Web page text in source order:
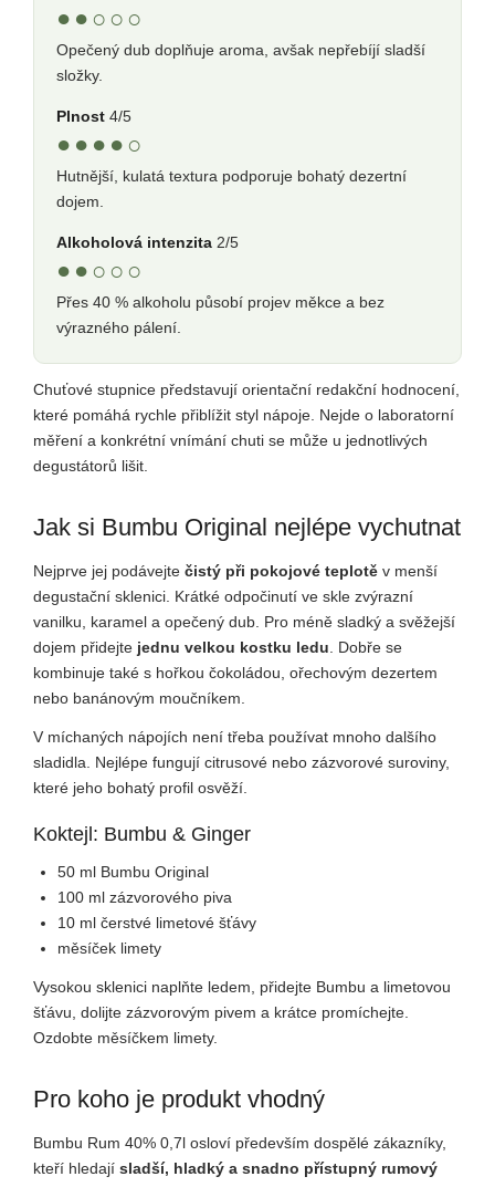
●●○○○
Opečený dub doplňuje aroma, avšak nepřebíjí sladší
složky.
Plnost 4/5
●●●●○
Hutnější, kulatá textura podporuje bohatý dezertní
dojem.
Alkoholová intenzita 2/5
●●○○○
Přes 40 % alkoholu působí projev měkce a bez
výrazného pálení.
Chuťové stupnice představují orientační redakční hodnocení,
které pomáhá rychle přiblížit styl nápoje. Nejde o laboratorní
měření a konkrétní vnímání chuti se může u jednotlivých
degustátorů lišit.
Jak si Bumbu Original nejlépe vychutnat
Nejprve jej podávejte čistý při pokojové teplotě v menší
degustační sklenici. Krátké odpočinutí ve skle zvýrazní
vanilku, karamel a opečený dub. Pro méně sladký a svěžejší
dojem přidejte jednu velkou kostku ledu . Dobře se
kombinuje také s hořkou čokoládou, ořechovým dezertem
nebo banánovým moučníkem.
V míchaných nápojích není třeba používat mnoho dalšího
sladidla. Nejlépe fungují citrusové nebo zázvorové suroviny,
které jeho bohatý profil osvěží.
Koktejl: Bumbu & Ginger
50 ml Bumbu Original
100 ml zázvorového piva
10 ml čerstvé limetové šťávy
měsíček limety
Vysokou sklenici naplňte ledem, přidejte Bumbu a limetovou
šťávu, dolijte zázvorovým pivem a krátce promíchejte.
Ozdobte měsíčkem limety.
Pro koho je produkt vhodný
Bumbu Rum 40% 0,7l osloví především dospělé zákazníky,
kteří hledají sladší, hladký a snadno přístupný rumový